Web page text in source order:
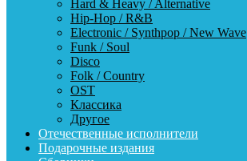
Hard & Heavy / Alternative
Hip-Hop / R&B
Electronic / Synthpop / New Wave
Funk / Soul
Disco
Folk / Country
OST
Классика
Другое
Отечественные исполнители
Подарочные издания